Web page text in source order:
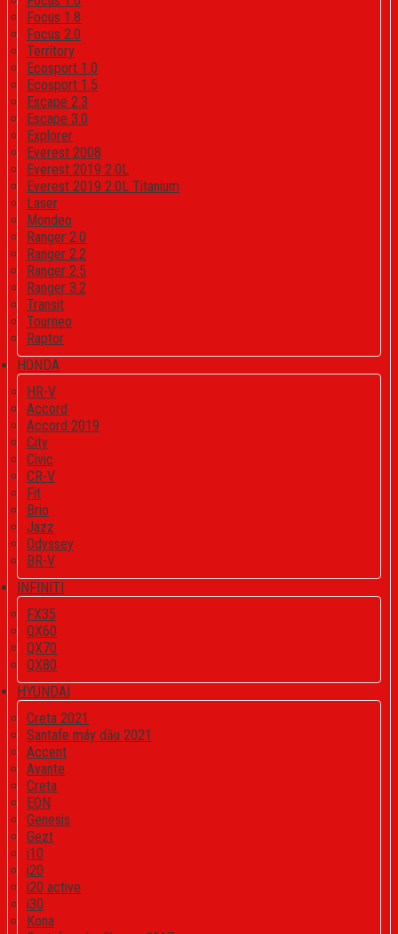
Focus 1.8
Focus 2.0
Territory
Ecosport 1.0
Ecosport 1.5
Escape 2.3
Escape 3.0
Explorer
Everest 2008
Everest 2019 2.0L
Everest 2019 2.0L Titanium
Laser
Mondeo
Ranger 2.0
Ranger 2.2
Ranger 2.5
Ranger 3.2
Transit
Tourneo
Raptor
HONDA
HR-V
Accord
Accord 2019
City
Civic
CR-V
Fit
Brio
Jazz
Odyssey
BR-V
INFINITI
FX35
QX60
QX70
QX80
HYUNDAI
Creta 2021
Santafe máy dầu 2021
Accent
Avante
Creta
EON
Genesis
Gezt
i10
i20
i20 active
i30
Kona